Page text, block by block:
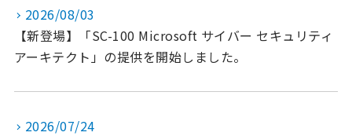
2026/08/03
【新登場】「SC-100 Microsoft サイバー セキュリティ
アーキテクト」の提供を開始しました。
2026/07/24